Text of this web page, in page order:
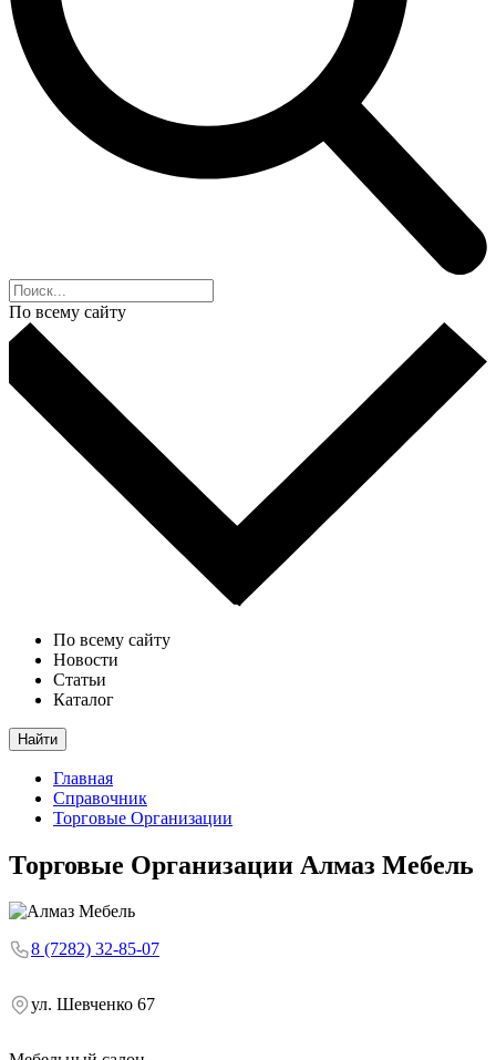
По всему сайту
По всему сайту
Новости
Статьи
Каталог
Найти
Главная
Справочник
Торговые Организации
Торговые Организации Алмаз Мебель
8 (7282) 32-85-07
ул. Шевченко 67